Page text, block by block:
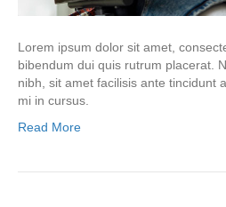
Lorem ipsum dolor sit amet,
bibendum dui quis rutrum placerat.
nibh, sit amet facilisis ante tincidunt
mi in cursus.
Read More